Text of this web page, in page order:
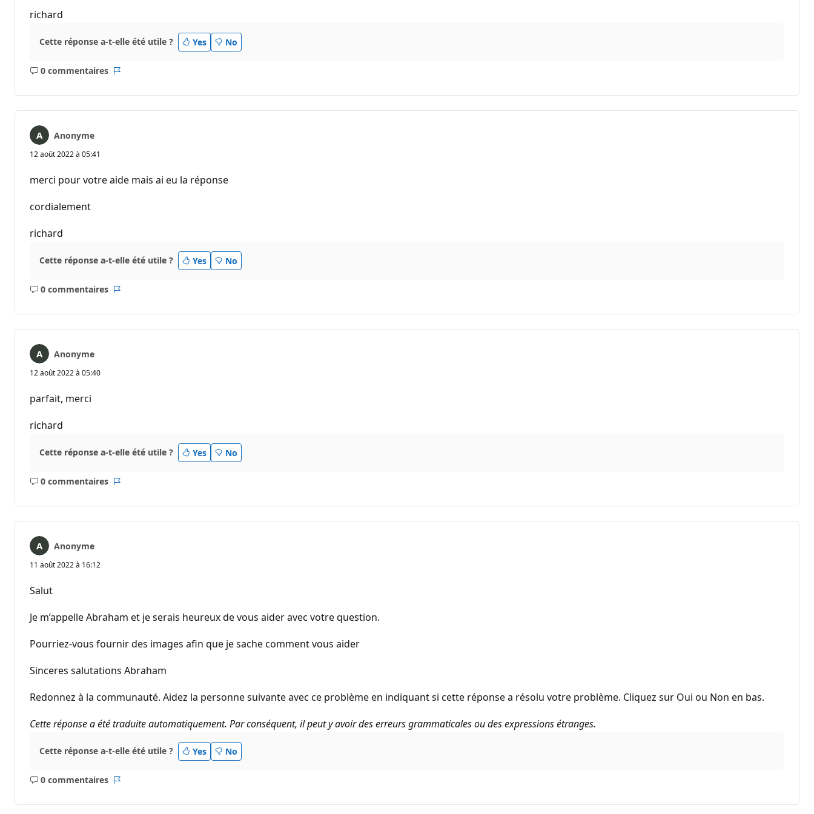
richard
Cette réponse a-t-elle été utile ? Yes No
0 commentaires
Aucun
Anonyme
12 août 2022 à 05:41
merci pour votre aide mais ai eu la réponse
cordialement
richard
Cette réponse a-t-elle été utile ? Yes No
0 commentaires
Aucun
Anonyme
12 août 2022 à 05:40
parfait, merci
richard
Cette réponse a-t-elle été utile ? Yes No
0 commentaires
Aucun
Anonyme
11 août 2022 à 16:12
Salut
Je m’appelle Abraham et je serais heureux de vous aider avec votre question.
Pourriez-vous fournir des images afin que je sache comment vous aider
Sinceres salutations Abraham
Redonnez à la communauté. Aidez la personne suivante avec ce problème en indiquant si cette réponse a résolu votre problème. Cliquez sur Oui ou Non en bas.
Cette réponse a été traduite automatiquement. Par conséquent, il peut y avoir des erreurs grammaticales ou des expressions étranges.
Cette réponse a-t-elle été utile ? Yes No
0 commentaires
Aucun